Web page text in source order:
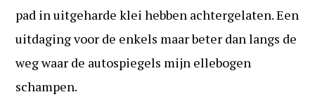
pad in uitgeharde klei hebben achtergelaten. Een
uitdaging voor de enkels maar beter dan langs de
weg waar de autospiegels mijn ellebogen
schampen.